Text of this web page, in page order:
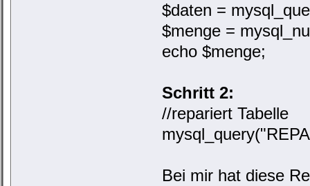
$daten =
$menge =
echo $menge;
Schritt 2:
//repariert Tabelle
Bei mir hat diese